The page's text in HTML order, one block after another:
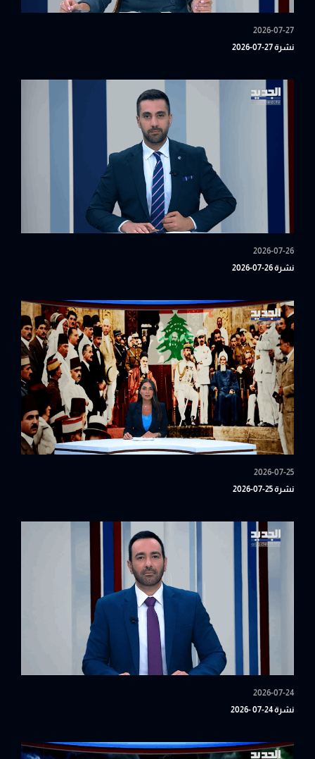
2026-07-27
نشرة 27-07-2026
2026-07-26
نشرة 26-07-2026
2026-07-25
نشرة 25-07-2026
2026-07-24
نشرة 24-07 -2026